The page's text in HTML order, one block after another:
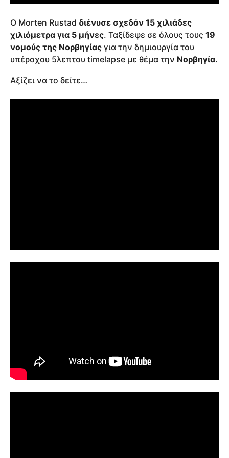
Ο Morten Rustad διένυσε σχεδόν 15 χιλιάδες
χιλιόμετρα για 5 μήνες. Ταξίδεψε σε όλους τους 19
νομούς της Νορβηγίας για την δημιουργία του
υπέροχου 5λεπτου timelapse με θέμα την Νορβηγία.
Αξίζει να το δείτε…